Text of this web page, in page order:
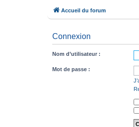
Accueil du forum
Connexion
Nom d’utilisateur :
Mot de passe :